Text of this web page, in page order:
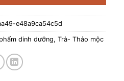
e48a9ca54c5d
dinh dưỡng, Trà- Thảo mộc